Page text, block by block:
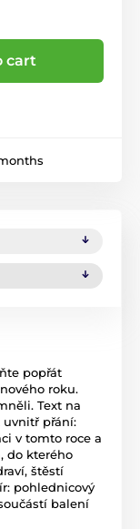
cart
popřát
roku.
Text na
uvnitř přání:
v tomto roce a
do kterého
štěstí
pohlednicový
balení